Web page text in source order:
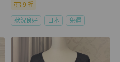
9 折
狀況良好 日本 免運